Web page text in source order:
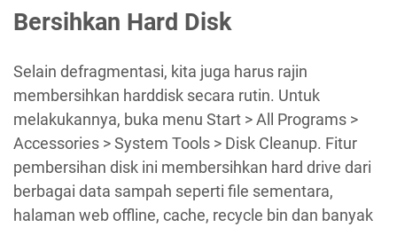
Bersihkan Hard Disk
Selain defragmentasi, kita juga harus rajin
membersihkan harddisk secara rutin. Untuk
melakukannya, buka menu Start > All Programs >
Accessories > System Tools > Disk Cleanup. Fitur
pembersihan disk ini membersihkan hard drive dari
berbagai data sampah seperti file sementara,
halaman web offline, cache, recycle bin dan banyak